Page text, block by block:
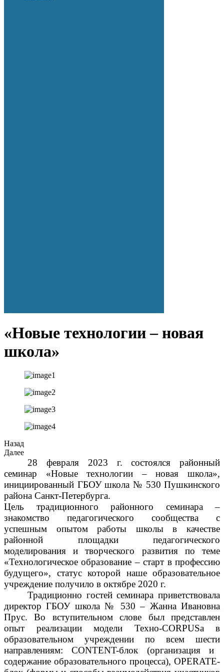
«Новые технологии – новая
школа»
Назад
Далее
28 февраля 2023 г. состоялсярайонный
семинар «Новые технологии – новая школа»,
инициированный ГБОУ школа № 530 Пушкинского
района Санкт-Петербурга.
Цель традиционного районного семинара
–
знакомство
педагогического сообщества с
успешным опытом работы школыв качестве
районной площадки педагогического
моделированияи творческого развития по теме
«Технологическое образование – старт в профессию
будущего», статус которой наше образовательное
учреждение получило в октябре 2020 г.
Традиционно гостей семинара приветствовала
директор ГБОУ школа № 530– Жанна Ивановна
Прус. Во вступительномслове был представлен
опыт реализации модели Техно-CORPUSав
образовательном учреждении по всем шести
направлениям:CONTENT-блок(организация и
содержание образовательного процесса), OPERATE-